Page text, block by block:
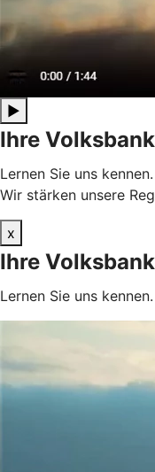
▶
Ihre
Lernen Sie uns kennen.
Wir stärken unsere
x
Ihre
Lernen Sie uns kennen.